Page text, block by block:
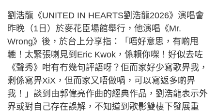
劉浩龍《UNITED IN HEARTS劉浩龍2026》演唱會
昨晚（1日）於麥花臣場館舉行，他演唱《Mr.
Wrong》後，於台上分享指：「唔好意思，有啲甩
轆！太緊張喇見到Eric Kwok，係賴你㗎！好似去咗
《聲秀》咁有冇幾句評語呀？佢而家好少寫歌畀我，
剩係寫畀XiX，但而家又唔做喎，可以寫返多啲畀
我！」談到由郭偉亮作曲的經典作品，劉浩龍表示外
界或對自己存在誤解，不知道到歌影雙棲下發展重